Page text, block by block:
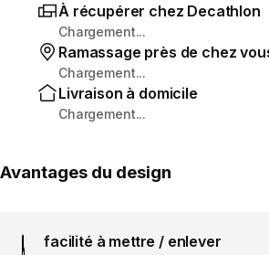
À récupérer chez Decathlon
Chargement...
Ramassage près de chez
Chargement...
Livraison à domicile
Chargement...
Avantages du design
facilité à mettre / enlever